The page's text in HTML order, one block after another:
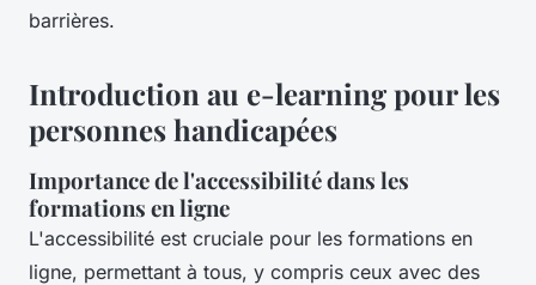
barrières.
Introduction au e-learning pour les
personnes handicapées
Importance de l'accessibilité dans les
formations en ligne
L'accessibilité est cruciale pour les formations en
ligne, permettant à tous, y compris ceux avec des